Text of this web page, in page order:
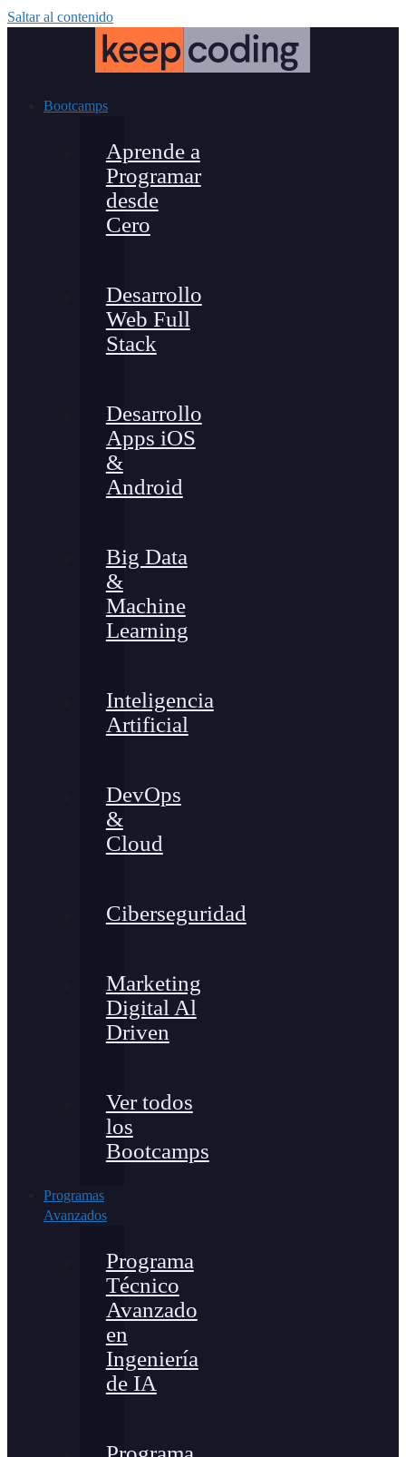
Saltar al contenido
Bootcamps
Aprende a
Programar
desde
Cero
Desarrollo
Web Full
Stack
Desarrollo
Apps iOS
&
Android
Big Data
&
Machine
Learning
Inteligencia
Artificial
DevOps
&
Cloud
Ciberseguridad
Marketing
Digital Al
Driven
Ver todos
los
Bootcamps
Programas
Avanzados
Programa
Técnico
Avanzado
en
Ingeniería
de IA